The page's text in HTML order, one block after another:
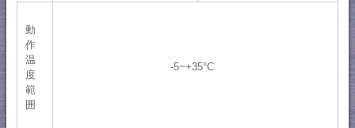
動
作
温
度
範
囲
-5~+35°C